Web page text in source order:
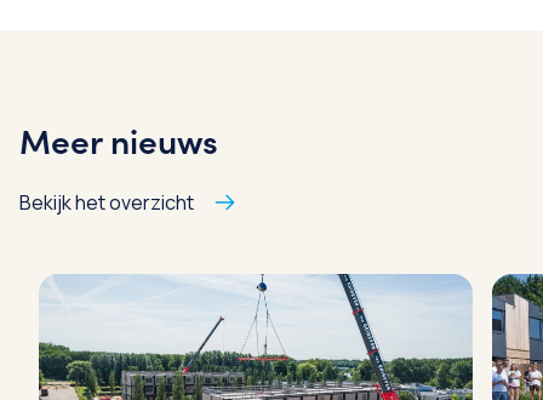
Meer nieuws
Bekijk het overzicht